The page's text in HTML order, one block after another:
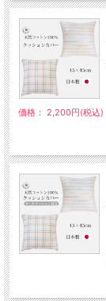
価格： 2,200円(税込)